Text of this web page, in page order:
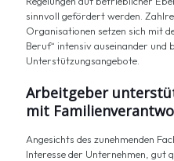
sinnvoll gefördert werden.
Organisationen setzen sich mit
Beruf“ intensiv auseinander und
Unterstützungsangebote.
Arbeitgeber
mit
Angesichts des zunehmenden
Interesse der Unternehmen, gut